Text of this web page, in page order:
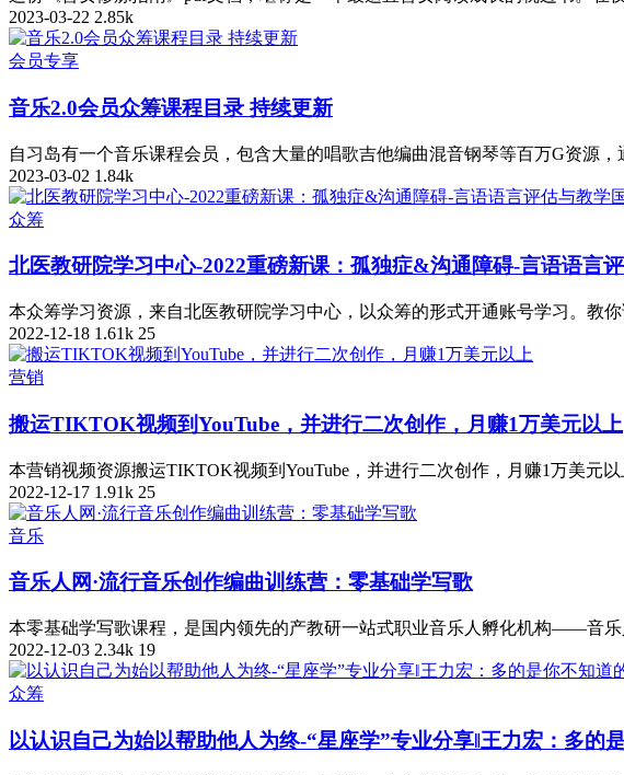
2023-03-22 2.85k
会员专享
音乐2.0会员众筹课程目录 持续更新
自习岛有一个音乐课程会员，包含大量的唱歌吉他编曲混音钢琴等百万G资源
2023-03-02 1.84k
众筹
北医教研院学习中心-2022重磅新课：孤独症&沟通障碍-言语语言
本众筹学习资源，来自北医教研院学习中心，以众筹的形式开通账号学习。教
2022-12-18 1.61k 25
营销
搬运TIKTOK视频到YouTube，并进行二次创作，月赚1万美元以上
本营销视频资源搬运TIKTOK视频到YouTube，并进行二次创作，月赚1万美元
2022-12-17 1.91k 25
音乐
音乐人网·流行音乐创作编曲训练营：零基础学写歌
本零基础学写歌课程，是国内领先的产教研一站式职业音乐人孵化机构——音
2022-12-03 2.34k 19
众筹
以认识自己为始以帮助他人为终-“星座学”专业分享‖王力宏：多的